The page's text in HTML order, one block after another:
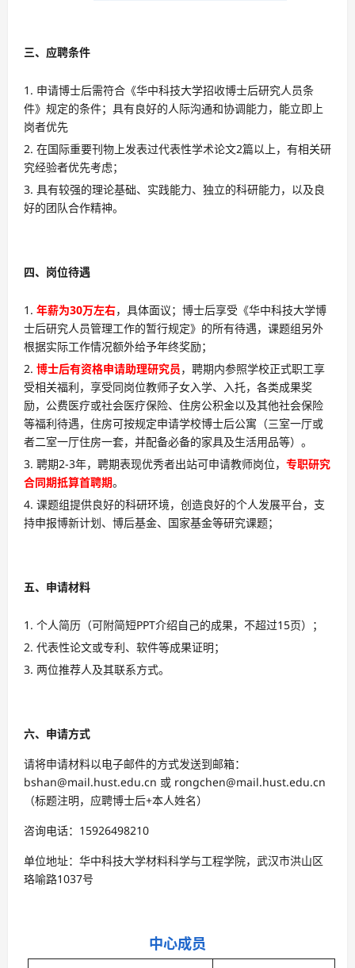
三、应聘条件
申请博士后需符合《华中科技大学招收博士后研究人员条
件》规定的条件；具有良好的人际沟通和协调能力，能立即上
岗者优先
在国际重要刊物上发表过代表性学术论文2篇以上，有相关研
究经验者优先考虑；
具有较强的理论基础、实践能力、独立的科研能力，以及良
好的团队合作精神。
四、岗位待遇
年薪为30万左右，具体面议；博士后享受《华中科技大学博
士后研究人员管理工作的暂行规定》的所有待遇，课题组另外
根据实际工作情况额外给予年终奖励；
博士后有资格申请助理研究员，聘期内参照学校正式职工享
受相关福利，享受同岗位教师子女入学、入托，各类成果奖
励，公费医疗或社会医疗保险、住房公积金以及其他社会保险
等福利待遇，住房可按规定申请学校博士后公寓（三室一厅或
者二室一厅住房一套，并配备必备的家具及生活用品等）。
聘期2-3年，聘期表现优秀者出站可申请教师岗位， 专职研究
合同期抵算首聘期。
课题组提供良好的科研环境，创造良好的个人发展平台，支
持申报博新计划、博后基金、国家基金等研究课题；
五、申请材料
个人简历（可附简短PPT介绍自己的成果，不超过15页）；
代表性论文或专利、软件等成果证明；
两位推荐人及其联系方式。
六、申请方式
请将申请材料以电子邮件的方式发送到邮箱：
bshan@mail.hust.edu.cn 或 rongchen@mail.hust.edu.cn
（标题注明，应聘博士后+本人姓名）
咨询电话：15926498210
单位地址：华中科技大学材料科学与工程学院，武汉市洪山区
珞喻路1037号
中心成员